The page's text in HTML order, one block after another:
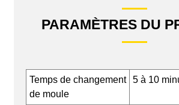
PARAMÈTRES DU
Temps de changement
de moule
5 à 10